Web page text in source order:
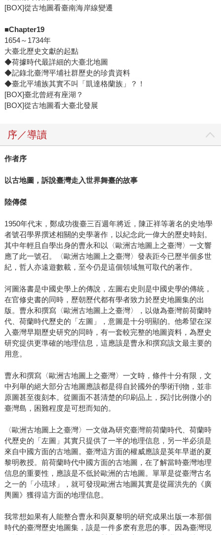
[BOX]從古地圖看臺南海岸線變遷
■Chapter19
1654～1734年
大臺北歷史文獻的起點
◆荷據時代最詳細的大臺北地圖
◆記錄北臺灣平埔社群歷史的珍貴資料
◆臺北平埔族其實不叫「凱達格蘭族」？！
[BOX]臺北曾經有座湖？
[BOX]從古地圖看大臺北發展
序／導讀
作者序
以古地圖，訴說臺灣走入世界舞臺的故事
陸傳傑
1950年代末，鄭成功復臺三百週年將近，陳正祥等著名的史地學
者號召學界撰述相關的史學著作，以紀念此一偉大的歷史時刻。
其中年輕且自學出身的曹永和以〈歐洲古地圖上之臺灣〉一文響
應了此一號召。〈歐洲古地圖上之臺灣〉發表距今已歷半個多世
紀，哲人亦遠遊數載，至今仍是這個領域無可取代的著作。
河圖洛書是中國史學上的傳說，左圖右史則是中國史學的傳統，
在官修史書的同時，歷朝歷代都有學者致力於歷史地圖集的出
版。曹永和撰寫〈歐洲古地圖上之臺灣〉，以做為臺灣前荷蘭時
代、荷蘭時代歷史的「左圖」，意圖是十分明顯的。他希望在深
入臺灣早期歷史研究的同時，有一套較完整的地圖資料，為歷史
研究提供更準確的地理信息，這應該是曹永和撰寫該文最主要的
用意。
曹永和撰寫〈歐洲古地圖上之臺灣〉一文時，條件十分有限，文
中列舉的絕大部分古地圖應該都是得自於國外的學術刊物，並非
原圖甚至復刻本。從圖面不甚清楚的印刷品上，探討比例微小的
臺灣島，困難程度是可想而知的。
〈歐洲古地圖上之臺灣〉一文做為研究臺灣前荷蘭時代、荷蘭時
代歷史的「左圖」其實只提供了一半的地理信息，另一半必須是
來自中國方面的古地圖。臺灣這方面的權威應該是英年早逝的夏
黎明教授。前荷蘭時代中國方面的古地圖，在了解當時臺灣地理
信息的重要性，應該是不低於歐洲的古地圖。單單是從臺灣古名
之一的「小琉球」，就可發現歐洲古地圖其實是從羅洪先的《廣
輿圖》獲得這方面的地理信息。
我常想如果有人能整合曹永和與夏黎明的研究成果出版一本那個
時代的臺灣歷史地圖集，該是一件多麽有意思的事。因為臺灣現